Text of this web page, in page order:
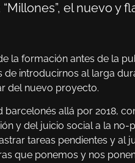
“Millones”, el nuevo y
la formación antes de la
introducirnos al larga
del nuevo proyecto.
allá por 2018,
y del juicio social a la
tareas pendientes y al
que ponemos y nos